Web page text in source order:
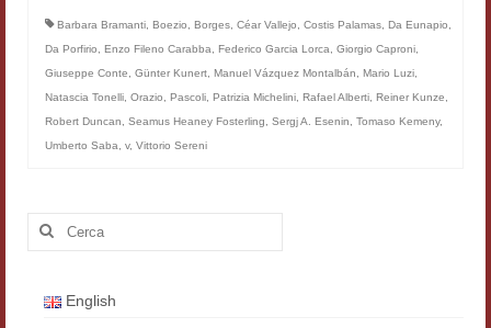
Filologia digitale
Lexicon
ALIM
Barbara Bramanti Boezio Borges Céar Vallejo Costis Palamas Da Eunapio
Da Porfirio
Enzo Fileno Carabba Federico Garcia Lorca Giorgio Caproni
Giuseppe Conte
Günter Kunert Manuel Vázquez Montalbán Mario Luzi
Natascia Tonelli Orazio Pascoli Patrizia Michelini Rafael Alberti Reiner Kunze
Robert Duncan
Seamus Heaney Fosterling Sergj A. Esenin Tomaso Kemeny,
Umberto Saba
v, Vittorio Sereni
Cerca:
English